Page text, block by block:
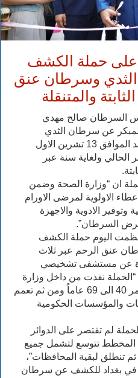
حملة الكشف
وسرطان عنق
والمتنقلة
السرطان صالح مهدي
عن سرطان الثدي
وسرطان عنق الرحم اليوم الاحد الموافق 13 تشرين الاول
الحالي ولغاية سنة عبر
ان “وزارة الصحة وضمن
الاولوية لمرضى الاورام
الادوية والاجهزة
السرطان”.
اليوم حملة الكشف
عنق الرحم عبر ثلاث
عن مستشفى تشخيصي
“الحملة نفذت من داخل وزارة
الصحة لجميع الموظفات من عمر 40 الى 69 عاماً ومن ثم تعمم
والمؤسسات الحكومية
لم تقتصر على الدوائر
المخطط تتوسع لتشمل جميع
تنطلق لبقية المحافظات”،
13 عيادة ثابتة في بغداد للكشف عن سرطان